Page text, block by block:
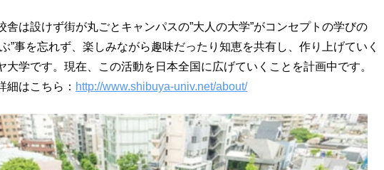
舎は設けず街が丸ごとキャンパスの”大人の大学”がコンセプトの学びの
”事を忘れず、楽しみながら趣味だったり知恵を共有し、作り上げていく
大学です。現在、この活動を日本全国に広げていくことを計画中です。
細はこちら： http://www.shibuya-univ.net/about/